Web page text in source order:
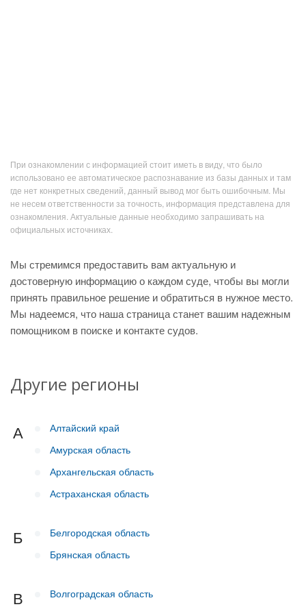
При ознакомлении с информацией стоит иметь в виду, что было
использовано ее автоматическое распознавание из базы данных и там
где нет конкретных сведений, данный вывод мог быть ошибочным. Мы
не несем ответственности за точность, информация представлена для
ознакомления. Актуальные данные необходимо запрашивать на
официальных источниках.
Мы стремимся предоставить вам актуальную и
достоверную информацию о каждом суде, чтобы вы могли
принять правильное решение и обратиться в нужное место.
Мы надеемся, что наша страница станет вашим надежным
помощником в поиске и контакте судов.
Другие регионы
А
Алтайский край
Амурская область
Архангельская область
Астраханская область
Б
Белгородская область
Брянская область
В
Волгоградская область